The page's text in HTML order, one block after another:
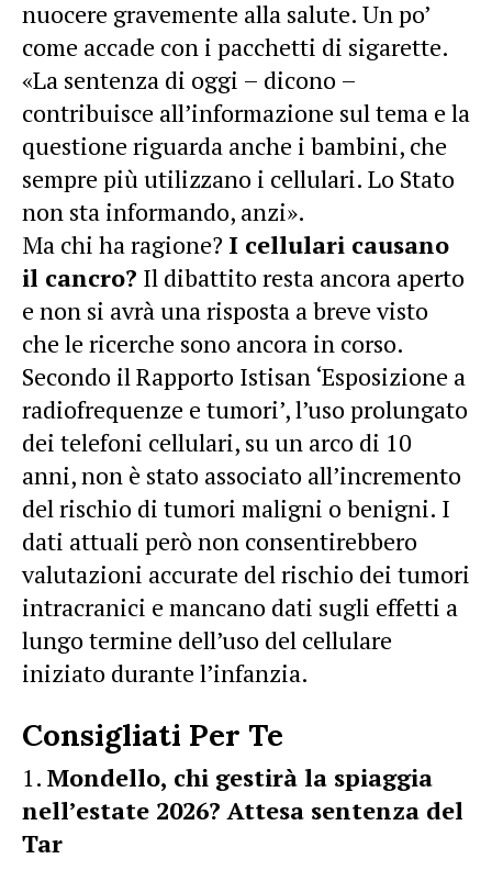
nuocere gravemente alla salute. Un po’
come accade con i pacchetti di sigarette.
«La sentenza di oggi – dicono –
contribuisce all’informazione sul tema e la
questione riguarda anche i bambini, che
sempre più utilizzano i cellulari. Lo Stato
non sta informando, anzi».
Ma chi ha ragione? I cellulari causano
il cancro? Il dibattito resta ancora aperto
e non si avrà una risposta a breve visto
che le ricerche sono ancora in corso.
Secondo il Rapporto Istisan ‘Esposizione a
radiofrequenze e tumori’, l’uso prolungato
dei telefoni cellulari, su un arco di 10
anni, non è stato associato all’incremento
del rischio di tumori maligni o benigni. I
dati attuali però non consentirebbero
valutazioni accurate del rischio dei tumori
intracranici e mancano dati sugli effetti a
lungo termine dell’uso del cellulare
iniziato durante l’infanzia.
Consigliati Per Te
Mondello, chi gestirà la spiaggia
nell’estate 2026? Attesa sentenza del
Tar